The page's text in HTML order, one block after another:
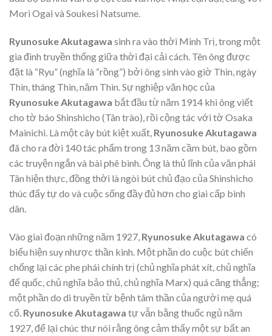
Mori Ogai và Soukesi Natsume.
Ryunosuke Akutagawa sinh ra vào thời Minh Trị, trong một
gia đình truyền thống giữa thời đại cải cách. Tên ông được
đặt là “Ryu” (nghĩa là “rồng”) bởi ông sinh vào giờ Thìn, ngày
Thìn, tháng Thìn, năm Thìn. Sự nghiệp văn học của
Ryunosuke Akutagawa bắt đầu từ năm 1914 khi ông viết
cho tờ báo Shinshicho (Tân trào), rồi cộng tác với tờ Osaka
Mainichi. Là một cây bút kiệt xuất, Ryunosuke Akutagawa
đã cho ra đời 140 tác phẩm trong 13 năm cầm bút, bao gồm
các truyện ngắn và bài phê bình. Ông là thủ lĩnh của văn phái
Tân hiện thực, đồng thời là ngòi bút chủ đạo của Shinshicho
thúc đẩy tự do và cuộc sống đầy đủ hơn cho giai cấp bình
dân.
Vào giai đoạn những năm 1927, Ryunosuke Akutagawa có
biểu hiện suy nhược thần kinh. Một phần do cuộc bút chiến
chống lại các phe phái chính trị (chủ nghĩa phát xít, chủ nghĩa
đế quốc, chủ nghĩa bảo thủ, chủ nghĩa Marx) quá căng thẳng;
một phần do di truyền từ bệnh tâm thần của người mẹ quá
cố. Ryunosuke Akutagawa tự vẫn bằng thuốc ngủ năm
1927, để lại chúc thư nói rằng ông cảm thấy một sự bất an